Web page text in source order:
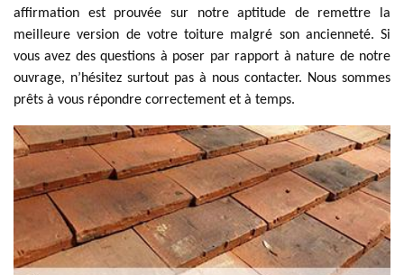
affirmation est prouvée sur notre aptitude de remettre la
meilleure version de votre toiture malgré son ancienneté. Si
vous avez des questions à poser par rapport à nature de notre
ouvrage, n’hésitez surtout pas à nous contacter. Nous sommes
prêts à vous répondre correctement et à temps.